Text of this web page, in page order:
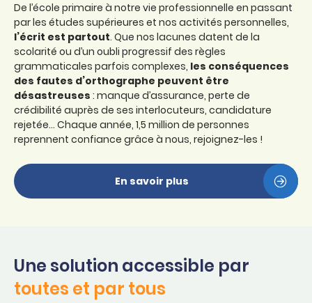
De l’école primaire à notre vie professionnelle en passant
par les études supérieures et nos activités personnelles,
l’écrit est partout. Que nos lacunes datent de la
scolarité ou d’un oubli progressif des règles
grammaticales parfois complexes, les conséquences
des fautes d’orthographe peuvent être
désastreuses : manque d’assurance, perte de
crédibilité auprès de ses interlocuteurs, candidature
rejetée… Chaque année, 1,5 million de personnes
reprennent confiance grâce à nous, rejoignez-les !
En savoir plus
Une solution accessible par
toutes et par tous